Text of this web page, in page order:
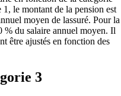
le montant de la pension est
moyen de lassuré. Pour la
% du salaire annuel moyen. Il
être ajustés en fonction des
3